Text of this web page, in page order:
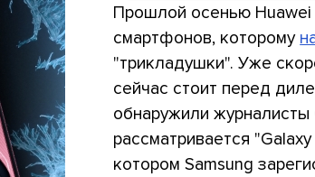
Прошлой осенью Huawei
смартфонов, которому
"трикладушки". Уже
сейчас стоит перед
обнаружили журналисты
рассматривается
котором Samsung